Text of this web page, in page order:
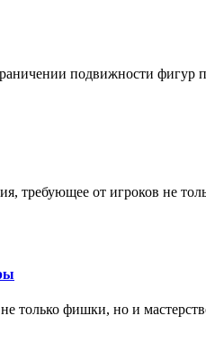
подвижности фигур
требующее от игроков не
только фишки, но и